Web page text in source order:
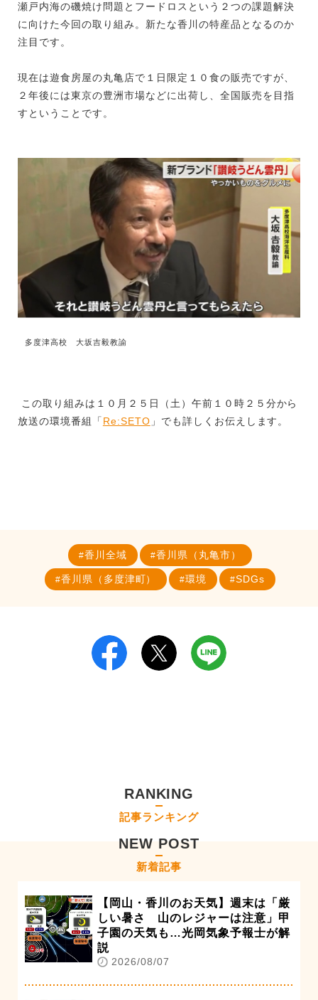
瀬戸内海の磯焼け問題とフードロスという２つの課題解決
に向けた今回の取り組み。新たな香川の特産品となるのか
注目です。
現在は遊食房屋の丸亀店で１日限定１０食の販売ですが、
２年後には東京の豊洲市場などに出荷し、全国販売を目指
すということです。
多度津高校 大坂吉毅教諭
この取り組みは１０月２５日（土）午前１０時２５分から
放送の環境番組「 Re:SETO 」でも詳しくお伝えします。
香川全域 香川県（丸亀市）
香川県（多度津町） 環境 SDGs
RANKING
記事ランキング
NEW POST
新着記事
【岡山・香川のお天気】週末は「厳
しい暑さ 山のレジャーは注意」甲
子園の天気も…光岡気象予報士が解
説
2026/08/07